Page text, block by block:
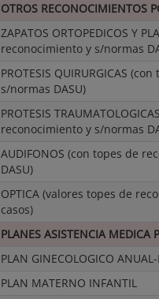
OTROS RECONOCIMIENTOS
ZAPATOS ORTOPEDICOS Y
reconocimiento y s/normas
PROTESIS QUIRURGICAS
s/normas DASU)
PROTESIS
reconocimiento y s/normas
AUDIFONOS (con topes de
DASU)
OPTICA (valores topes de
casos)
PLANES ASISTENCIA MEDICA
PLAN GINECOLOGICO
PLAN MATERNO INFANTIL